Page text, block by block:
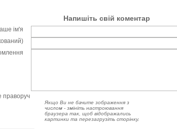
Напишіть свій коментар
ім'я
праворуч
Якщо Ви не бачите зображення з
числом - змініть настроювання
браузера так, щоб відображались
картинки та перезагрузіть сторінку.